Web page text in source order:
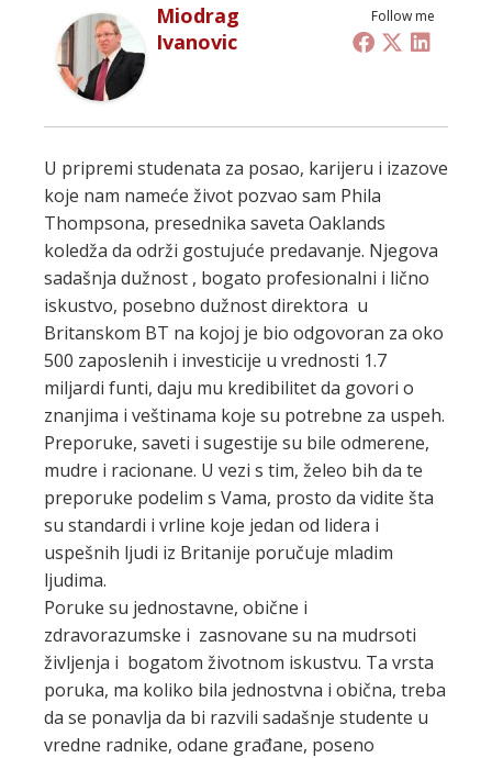
Follow me
Miodrag
Ivanovic
U pripremi studenata za posao, karijeru i izazove
koje nam nameće život pozvao sam Phila
Thompsona, presednika saveta Oaklands
koledža da održi gostujuće predavanje. Njegova
sadašnja dužnost , bogato profesionalni i lično
iskustvo, posebno dužnost direktora u
Britanskom BT na kojoj je bio odgovoran za oko
500 zaposlenih i investicije u vrednosti 1.7
miljardi funti, daju mu kredibilitet da govori o
znanjima i veštinama koje su potrebne za uspeh.
Preporuke, saveti i sugestije su bile odmerene,
mudre i racionane. U vezi s tim, želeo bih da te
preporuke podelim s Vama, prosto da vidite šta
su standardi i vrline koje jedan od lidera i
uspešnih ljudi iz Britanije poručuje mladim
ljudima.
Poruke su jednostavne, obične i
zdravorazumske i zasnovane su na mudrsoti
življenja i bogatom životnom iskustvu. Ta vrsta
poruka, ma koliko bila jednostvna i obična, treba
da se ponavlja da bi razvili sadašnje studente u
vredne radnike, odane građane, poseno